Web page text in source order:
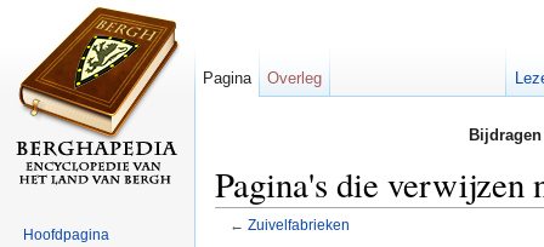
Pagina's die
← Zuivelfabrieken
Pagina Overleg
Hoofdpagina